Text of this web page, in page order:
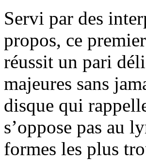
Servi par des
propos, ce
réussit un pari
majeures sans
disque qui
s’oppose pas au
formes les plus